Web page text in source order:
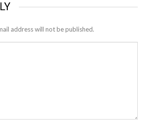
address will not be published.